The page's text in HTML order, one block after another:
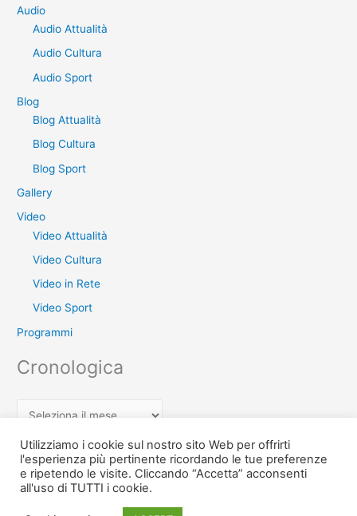
r
Audio
Audio Attualità
Audio Cultura
Audio Sport
Blog
Blog Attualità
Blog Cultura
Blog Sport
Gallery
Video
Video Attualità
Video Cultura
Video in Rete
Video Sport
Programmi
Cronologica
o
n
o
Copyright © 2026 Teche Treccia - L'archivio di Radio Treccia Ischia
TV | Powered byTema WordPress Astra
Utilizziamo i cookie sul nostro sito Web per offrirti
l'esperienza più pertinente ricordando le tue preferenze
e ripetendo le visite. Cliccando “Accetta” acconsenti
all'uso di TUTTI i cookie.